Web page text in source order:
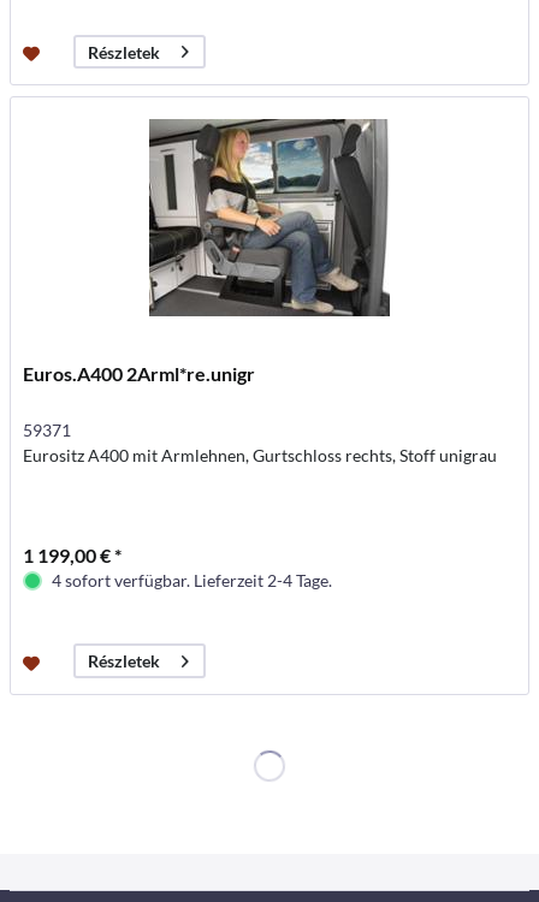
Részletek
Euros.A400 2Arml*re.unigr
59371
Eurositz A400 mit Armlehnen, Gurtschloss rechts, Stoff unigrau
1 199,00 € *
4 sofort verfügbar. Lieferzeit 2-4 Tage.
Részletek